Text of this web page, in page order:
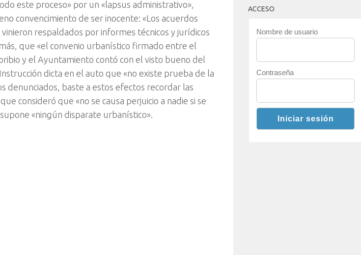
este proceso» por un «lapsus administrativo»,
convencimiento de ser inocente: «Los acuerdos
respaldados por informes técnicos y jurídicos
que «el convenio urbanístico firmado entre el
y el Ayuntamiento contó con el visto bueno del
dicta en el auto que «no existe prueba de la
denunciados, baste a estos efectos recordar las
consideró que «no se causa perjuicio a nadie si se
«ningún disparate urbanístico».
ACCESO
Nombre de usuario
Contraseña